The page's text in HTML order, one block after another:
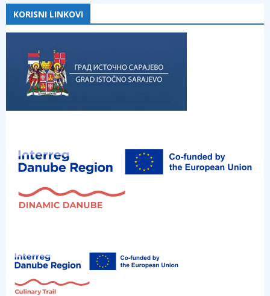
KORISNI LINKOVI